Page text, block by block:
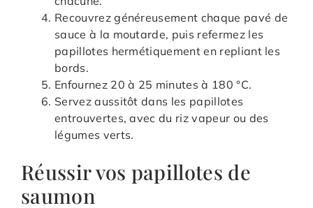
Recouvrez généreusement chaque pavé de
sauce à la moutarde, puis refermez les
papillotes hermétiquement en repliant les
bords.
Enfournez 20 à 25 minutes à 180 °C.
Servez aussitôt dans les papillotes
entrouvertes, avec du riz vapeur ou des
légumes verts.
Réussir vos papillotes de
saumon